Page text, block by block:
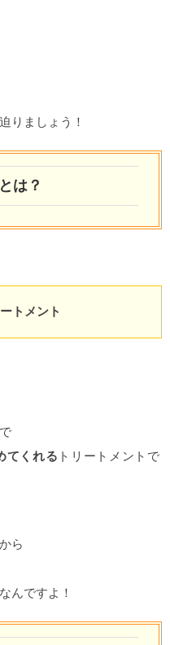
りましょう！
は？
トメント
てくれる トリートメントで
ら
んですよ！